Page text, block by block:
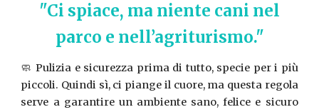
"Ci spiace, ma niente cani nel
parco e nell’agriturismo."
🧼 Pulizia e sicurezza prima di tutto, specie per i più
piccoli. Quindi sì, ci piange il cuore, ma questa regola
serve a garantire un ambiente sano, felice e sicuro